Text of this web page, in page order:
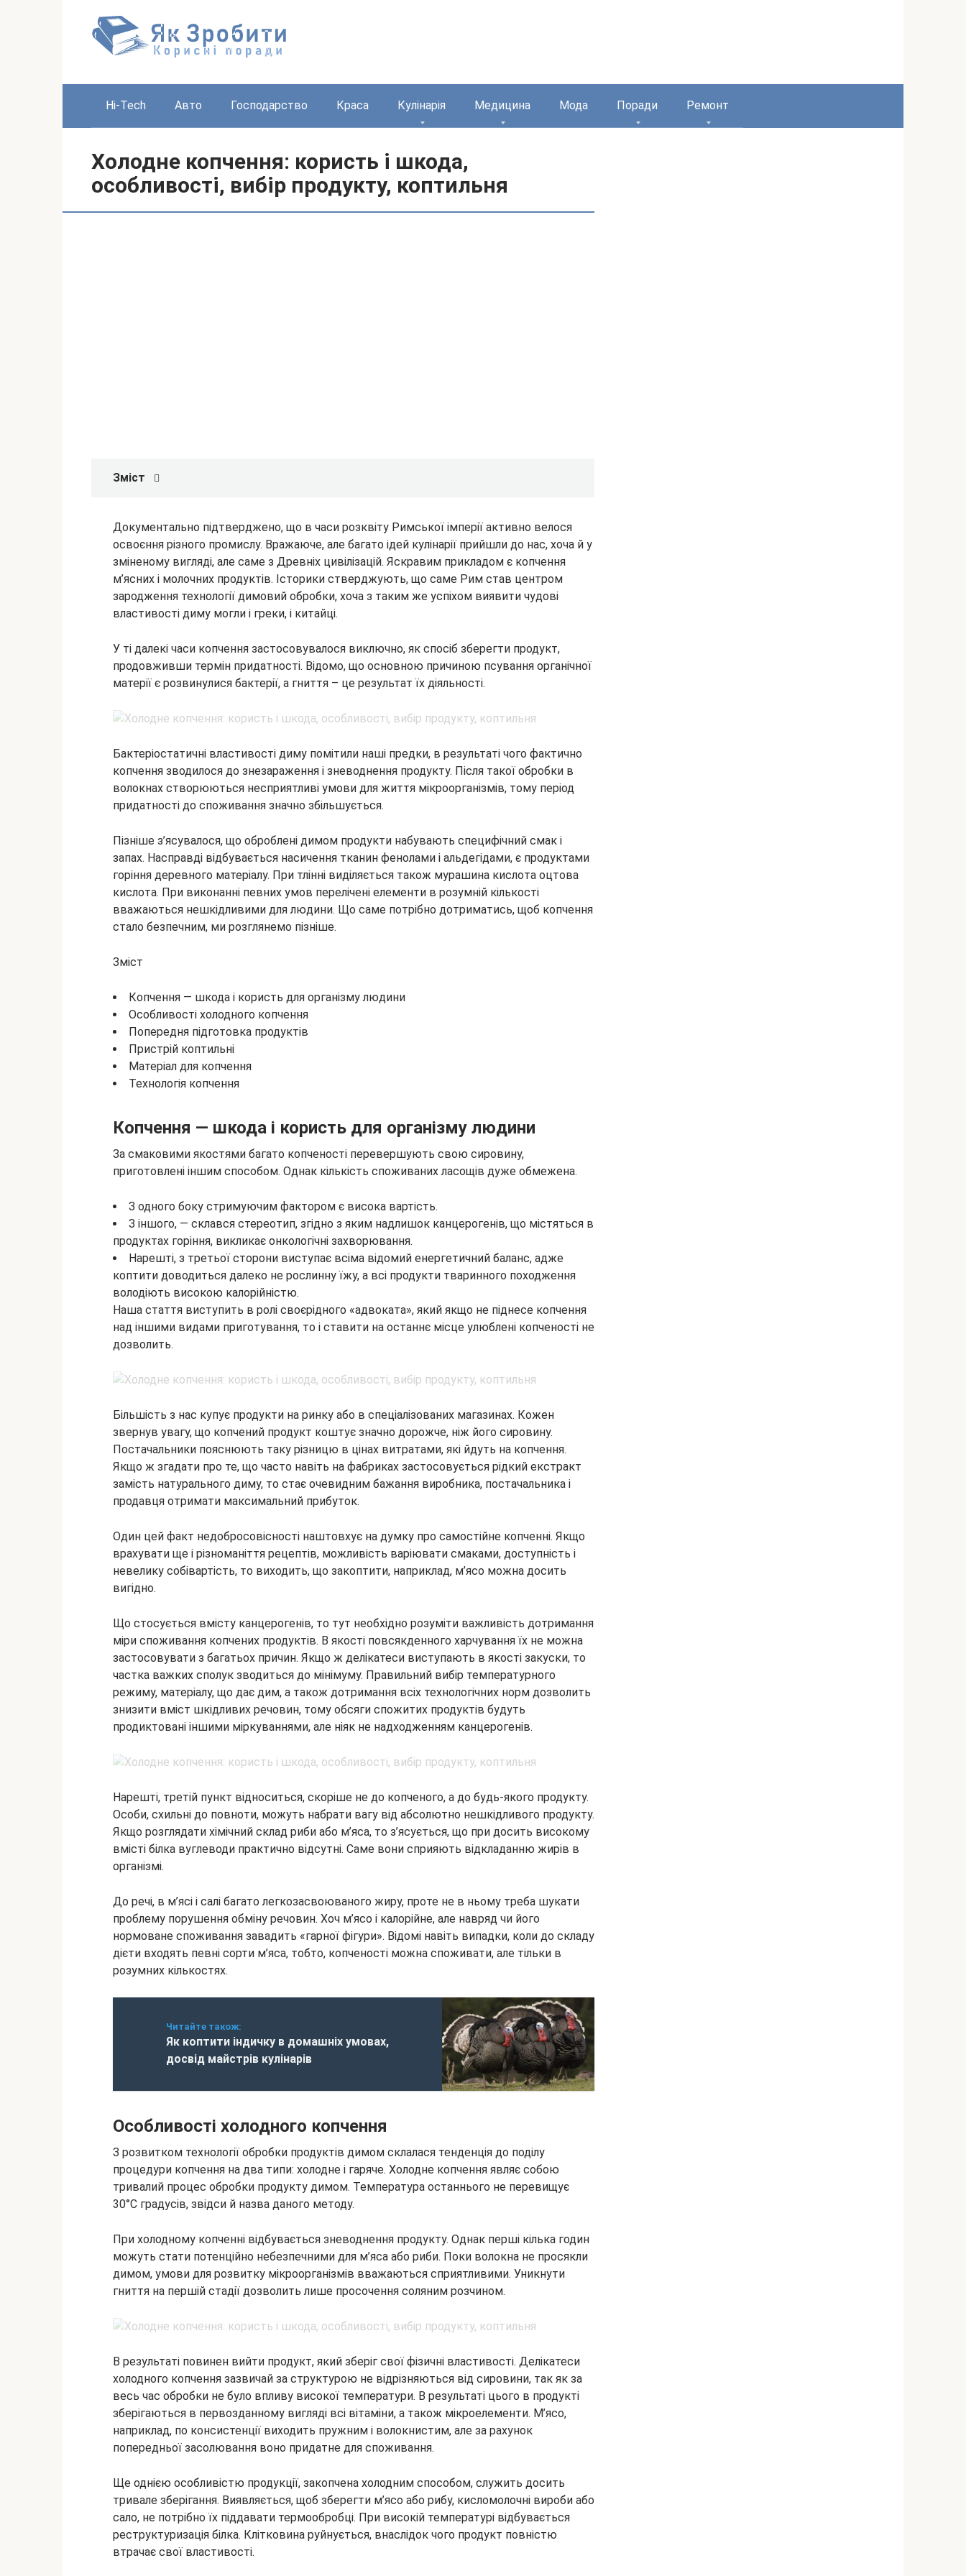
Hi-Tech Авто Господарство Краса Кулінарія Медицина Мода Поради Ремонт
Холодне копчення: користь і шкода,
особливості, вибір продукту, коптильня
Зміст
Документально підтверджено, що в часи розквіту Римської імперії активно велося
освоєння різного промислу. Вражаюче, але багато ідей кулінарії прийшли до нас, хоча й у
зміненому вигляді, але саме з Древніх цивілізацій. Яскравим прикладом є копчення
м’ясних і молочних продуктів. Історики стверджують, що саме Рим став центром
зародження технології димовий обробки, хоча з таким же успіхом виявити чудові
властивості диму могли і греки, і китайці.
У ті далекі часи копчення застосовувалося виключно, як спосіб зберегти продукт,
продовживши термін придатності. Відомо, що основною причиною псування органічної
матерії є розвинулися бактерії, а гниття – це результат їх діяльності.
Бактеріостатичні властивості диму помітили наші предки, в результаті чого фактично
копчення зводилося до знезараження і зневоднення продукту. Після такої обробки в
волокнах створюються несприятливі умови для життя мікроорганізмів, тому період
придатності до споживання значно збільшується.
Пізніше з’ясувалося, що оброблені димом продукти набувають специфічний смак і
запах. Насправді відбувається насичення тканин фенолами і альдегідами, є продуктами
горіння деревного матеріалу. При тлінні виділяється також мурашина кислота оцтова
кислота. При виконанні певних умов перелічені елементи в розумній кількості
вважаються нешкідливими для людини. Що саме потрібно дотриматись, щоб копчення
стало безпечним, ми розглянемо пізніше.
Зміст
Копчення — шкода і користь для організму людини
Особливості холодного копчення
Попередня підготовка продуктів
Пристрій коптильні
Матеріал для копчення
Технологія копчення
Копчення — шкода і користь для організму людини
За смаковими якостями багато копченості перевершують свою сировину,
приготовлені іншим способом. Однак кількість споживаних ласощів дуже обмежена.
З одного боку стримуючим фактором є висока вартість.
З іншого, — склався стереотип, згідно з яким надлишок канцерогенів, що містяться в
продуктах горіння, викликає онкологічні захворювання.
Нарешті, з третьої сторони виступає всіма відомий енергетичний баланс, адже
коптити доводиться далеко не рослинну їжу, а всі продукти тваринного походження
володіють високою калорійністю.
Наша стаття виступить в ролі своєрідного «адвоката», який якщо не піднесе копчення
над іншими видами приготування, то і ставити на останнє місце улюблені копченості не
дозволить.
Більшість з нас купує продукти на ринку або в спеціалізованих магазинах. Кожен
звернув увагу, що копчений продукт коштує значно дорожче, ніж його сировину.
Постачальники пояснюють таку різницю в цінах витратами, які йдуть на копчення.
Якщо ж згадати про те, що часто навіть на фабриках застосовується рідкий екстракт
замість натурального диму, то стає очевидним бажання виробника, постачальника і
продавця отримати максимальний прибуток.
Один цей факт недобросовісності наштовхує на думку про самостійне копченні. Якщо
врахувати ще і різноманіття рецептів, можливість варіювати смаками, доступність і
невелику собівартість, то виходить, що закоптити, наприклад, м’ясо можна досить
вигідно.
Що стосується вмісту канцерогенів, то тут необхідно розуміти важливість дотримання
міри споживання копчених продуктів. В якості повсякденного харчування їх не можна
застосовувати з багатьох причин. Якщо ж делікатеси виступають в якості закуски, то
частка важких сполук зводиться до мінімуму. Правильний вибір температурного
режиму, матеріалу, що дає дим, а також дотримання всіх технологічних норм дозволить
знизити вміст шкідливих речовин, тому обсяги спожитих продуктів будуть
продиктовані іншими міркуваннями, але ніяк не надходженням канцерогенів.
Нарешті, третій пункт відноситься, скоріше не до копченого, а до будь-якого продукту.
Особи, схильні до повноти, можуть набрати вагу від абсолютно нешкідливого продукту.
Якщо розглядати хімічний склад риби або м’яса, то з’ясується, що при досить високому
вмісті білка вуглеводи практично відсутні. Саме вони сприяють відкладанню жирів в
організмі.
До речі, в м’ясі і салі багато легкозасвоюваного жиру, проте не в ньому треба шукати
проблему порушення обміну речовин. Хоч м’ясо і калорійне, але навряд чи його
нормоване споживання завадить «гарної фігури». Відомі навіть випадки, коли до складу
дієти входять певні сорти м’яса, тобто, копченості можна споживати, але тільки в
розумних кількостях.
Читайте також:
Як коптити індичку в домашніх умовах,
досвід майстрів кулінарів
Особливості холодного копчення
З розвитком технології обробки продуктів димом склалася тенденція до поділу
процедури копчення на два типи: холодне і гаряче. Холодне копчення являє собою
тривалий процес обробки продукту димом. Температура останнього не перевищує
30°C градусів, звідси й назва даного методу.
При холодному копченні відбувається зневоднення продукту. Однак перші кілька годин
можуть стати потенційно небезпечними для м’яса або риби. Поки волокна не просякли
димом, умови для розвитку мікроорганізмів вважаються сприятливими. Уникнути
гниття на першій стадії дозволить лише просочення соляним розчином.
В результаті повинен вийти продукт, який зберіг свої фізичні властивості. Делікатеси
холодного копчення зазвичай за структурою не відрізняються від сировини, так як за
весь час обробки не було впливу високої температури. В результаті цього в продукті
зберігаються в первозданному вигляді всі вітаміни, а також мікроелементи. М’ясо,
наприклад, по консистенції виходить пружним і волокнистим, але за рахунок
попередньої засолювання воно придатне для споживання.
Ще однією особливістю продукції, закопчена холодним способом, служить досить
тривале зберігання. Виявляється, щоб зберегти м’ясо або рибу, кисломолочні вироби або
сало, не потрібно їх піддавати термообробці. При високій температурі відбувається
реструктуризація білка. Клітковина руйнується, внаслідок чого продукт повністю
втрачає свої властивості.